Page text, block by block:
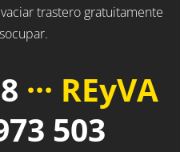
trastero gratuitamente
··· REyVA
503